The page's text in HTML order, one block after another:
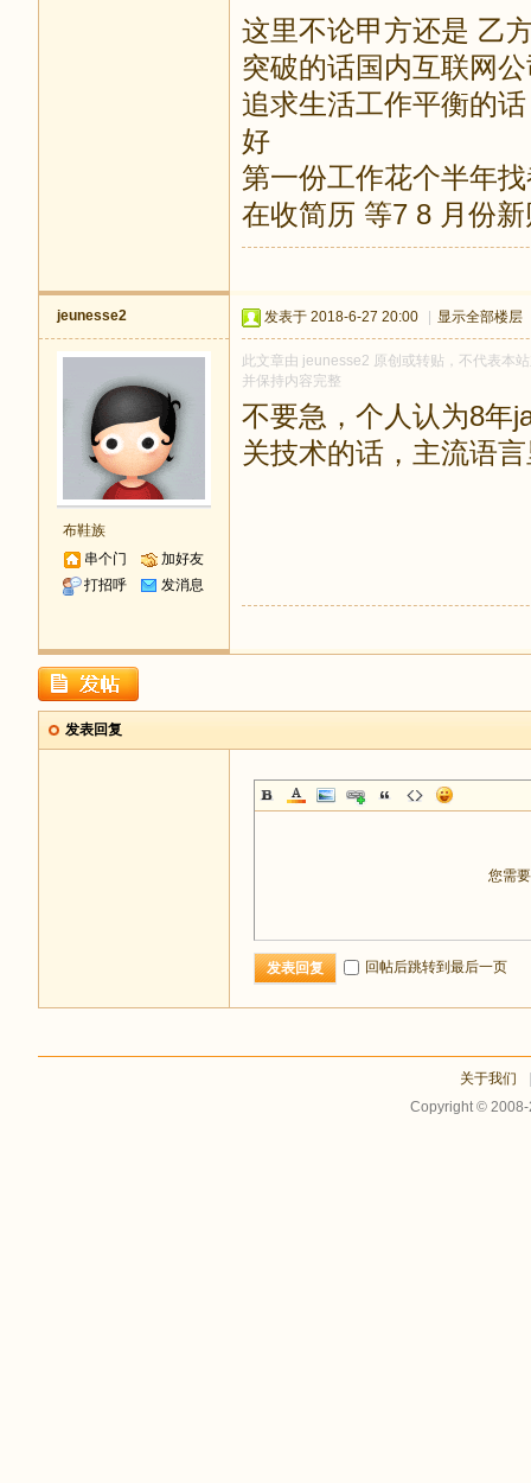
这里不论甲方还是 乙
突破的话国内互联网
追求生活工作平衡的
好
第一份工作花个半年
在收简历 等7 8 月份
jeunesse2
布鞋族
串个门
加好友
打招呼
发消息
发表于 2018-6-27 20:00 显示全部楼层
此文章由 jeunesse2 原创或转贴，不代表本
并保持内容完整
不要急，个人认为8年
关技术的话，主流语
发表回复
您需
发表回复 回帖后跳转到最后一页
关于我们
Copyright ©